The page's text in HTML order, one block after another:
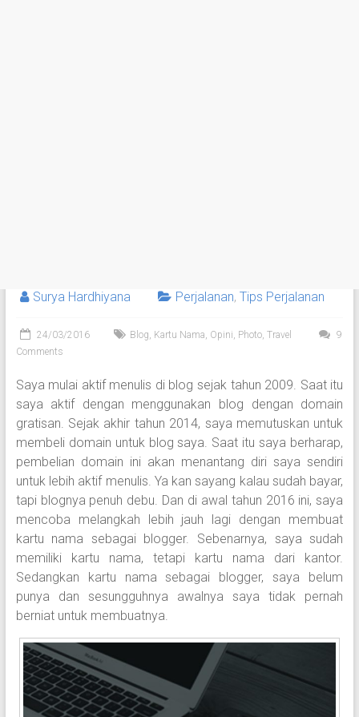
Surya Hardhiyana Perjalanan, Tips Perjalanan
24/03/2016 Blog, Kartu Nama, Opini, Photo, Travel
9
Comments
Saya mulai aktif menulis di blog sejak tahun 2009. Saat itu
saya aktif dengan menggunakan blog dengan domain
gratisan. Sejak akhir tahun 2014, saya memutuskan untuk
membeli domain untuk blog saya. Saat itu saya berharap,
pembelian domain ini akan menantang diri saya sendiri
untuk lebih aktif menulis. Ya kan sayang kalau sudah bayar,
tapi blognya penuh debu. Dan di awal tahun 2016 ini, saya
mencoba melangkah lebih jauh lagi dengan membuat
kartu nama sebagai blogger. Sebenarnya, saya sudah
memiliki kartu nama, tetapi kartu nama dari kantor.
Sedangkan kartu nama sebagai blogger, saya belum
punya dan sesungguhnya awalnya saya tidak pernah
berniat untuk membuatnya.